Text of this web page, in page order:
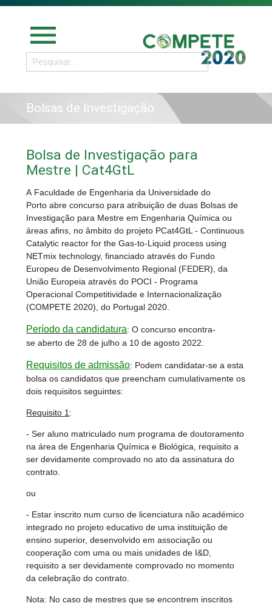
menu
Bolsas de Investigação
Bolsa de Investigação para
Mestre | Cat4GtL
A Faculdade de Engenharia da Universidade do
Porto abre concurso para atribuição de duas Bolsas de
Investigação para Mestre em Engenharia Química ou
áreas afins, no âmbito do projeto PCat4GtL - Continuous
Catalytic reactor for the Gas-to-Liquid process using
NETmix technology, financiado através do Fundo
Europeu de Desenvolvimento Regional (FEDER), da
União Europeia através do POCI - Programa
Operacional Competitividade e Internacionalização
(COMPETE 2020), do Portugal 2020.
Período da candidatura: O concurso encontra-
se aberto de 28 de julho a 10 de agosto 2022.
Requisitos de admissão: Podem candidatar-se a esta
bolsa os candidatos que preencham cumulativamente os
dois requisitos seguintes:
Requisito 1:
- Ser aluno matriculado num programa de doutoramento
na área de Engenharia Química e Biológica, requisito a
ser devidamente comprovado no ato da assinatura do
contrato.
ou
- Estar inscrito num curso de licenciatura não académico
integrado no projeto educativo de uma instituição de
ensino superior, desenvolvido em associação ou
cooperação com uma ou mais unidades de I&D,
requisito a ser devidamente comprovado no momento
da celebração do contrato.
Nota: No caso de mestres que se encontrem inscritos